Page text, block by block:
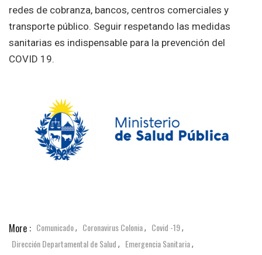
redes de cobranza, bancos, centros comerciales y
transporte público. Seguir respetando las medidas
sanitarias es indispensable para la prevención del
COVID 19.
More : Comunicado, Coronavirus Colonia, Covid -19,
Dirección Departamental de Salud , Emergencia Sanitaria,